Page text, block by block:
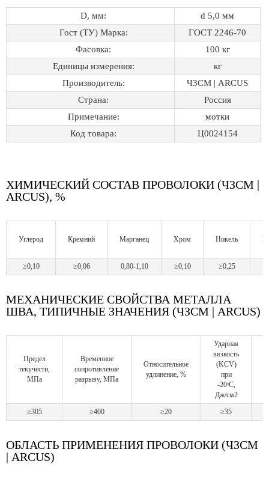
D, мм:
d 5,0 мм
Гост (ТУ) Марка:
ГОСТ 2246-70
Фасовка:
100 кг
Единицы измерения:
кг
Производитель:
ЧЗСМ | ARCUS
Страна:
Россия
Примечание:
мотки
Код товара:
Ц0024154
ХИМИЧЕСКИЙ СОСТАВ ПРОВОЛОКИ (ЧЗСМ |
ARCUS), %
Углерод Кремний Марганец Хром Никель
≥0,10 ≥0,06 0,80-1,10 ≥0,10 ≥0,25
МЕХАНИЧЕСКИЕ СВОЙСТВА МЕТАЛЛА
ШВА, ТИПИЧНЫЕ ЗНАЧЕНИЯ (ЧЗСМ | ARCUS)
Предел
текучести,
МПа
Временное
сопротивление
разрыву, МПа
Относительное
удлинение, %
Ударная
вязкость
(KCV)
при
-20ᵒС,
Дж/см2
≥305
≥400 ≥20 ≥35
ОБЛАСТЬ ПРИМЕНЕНИЯ ПРОВОЛОКИ (ЧЗСМ
| ARCUS)